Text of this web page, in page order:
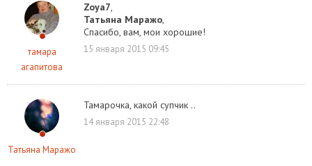
тамара
агапитова
Zoya7,
Татьяна Маражо,
Спасибо, вам, мои хорошие!
15 января 2015 09:45
Татьяна Маражо
Тамарочка, какой супчик ..
14 января 2015 22:48